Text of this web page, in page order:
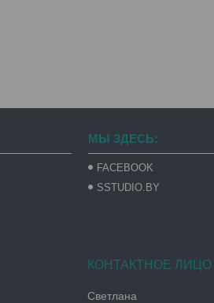
МЫ ЗДЕСЬ:
FACEBOOK
SSTUDIO.BY
Светлана